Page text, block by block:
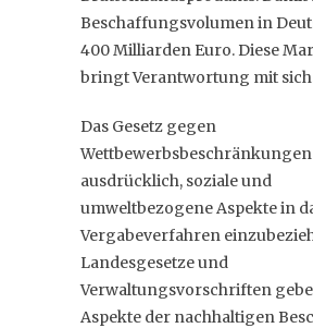
Beschaffungsvolumen in
400 Milliarden Euro. Diese
bringt Verantwortung mit
Das Gesetz gegen
ausdrücklich, soziale und
umweltbezogene Aspekte in
Vergabeverfahren
Landesgesetze und
Verwaltungsvorschriften
Aspekte der nachhaltigen